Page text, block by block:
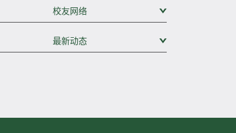
校友网络
最新动态